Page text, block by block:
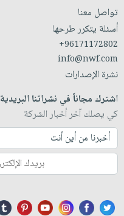
تواصل معنا
أسئلة يتكرر طرحها
+96171172802
info@nwf.com
نشرة الإصدارات
اشترك مجاناً في نشراتنا البريدية
كي يصلك آخر أخبار الشركة